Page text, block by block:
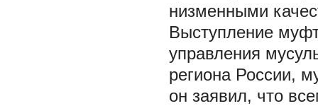
низменными
Выступление
управления
региона России,
он заявил, что